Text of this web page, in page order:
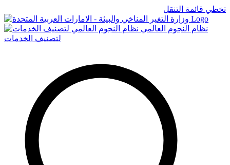
تخطي قائمة التنقل
Logo
نظام النجوم العالمي
لتصنيف الخدمات